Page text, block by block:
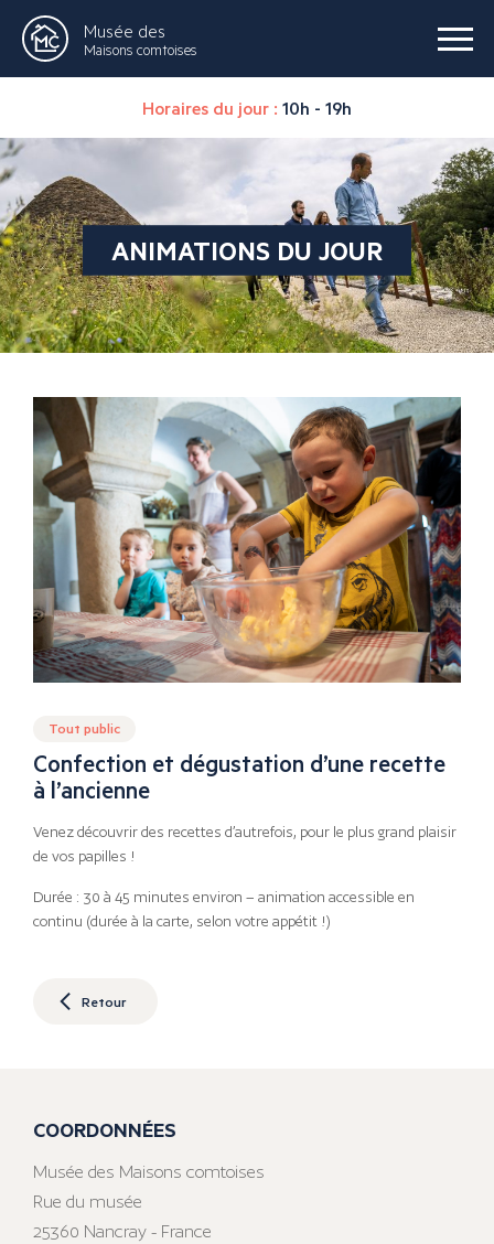
Musée des
Maisons comtoises
Horaires du jour : 10h - 19h
ANIMATIONS DU JOUR
Tout public
Confection et dégustation d’une recette
à l’ancienne
Venez découvrir des recettes d’autrefois, pour le plus grand plaisir
de vos papilles !
Durée : 30 à 45 minutes environ – animation accessible en
continu (durée à la carte, selon votre appétit !)
Retour
COORDONNÉES
Musée des Maisons comtoises
Rue du musée
25360 Nancray - France